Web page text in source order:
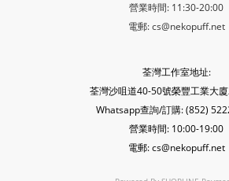
營業時間: 11:30-20:00
電郵: cs@nekopuff.net
荃灣工作室地址:
荃灣沙咀道40-50號榮豐工業大
Whatsapp查詢/訂購: (852)
營業時間: 10:00-19:00
電郵: cs@nekopuff.net